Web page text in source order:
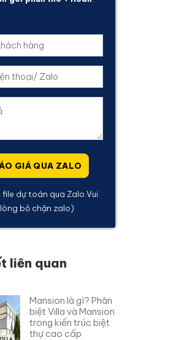
file dự toán qua Zalo.Vui
lòng bỏ chặn zalo)
liên quan
Mansion là gì? Phân
biệt Villa và Mansion
trong kiến trúc biệt
thự cao cấp